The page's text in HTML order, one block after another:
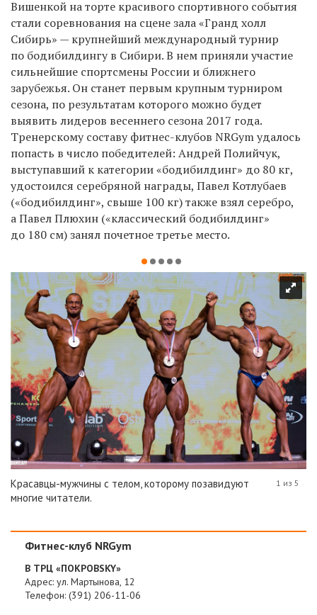
Вишенкой на торте красивого спортивного события
стали соревнования на сцене зала «Гранд холл
Сибирь» — крупнейший международный турнир
по бодибилдингу в Сибири. В нем приняли участие
сильнейшие спортсмены России и ближнего
зарубежья. Он станет первым крупным турниром
сезона, по результатам которого можно будет
выявить лидеров весеннего сезона 2017 года.
Тренерскому составу фитнес-клубов NRGym удалось
попасть в число победителей: Андрей Полийчук,
выступавший к категории «бодибилдинг» до 80 кг,
удостоился серебряной награды, Павел Котлубаев
(«бодибилдинг», свыше 100 кг) также взял серебро,
а Павел Плюхин («классический бодибилдинг»
до 180 см) занял почетное третье место.
Красавцы-мужчины с телом, которому позавидуют
многие читатели.
1 из 5
Фитнес-клуб NRGym
В ТРЦ «ПОКРОВSKY»
Адрес: ул. Мартынова, 12
Телефон: (391) 206-11-06